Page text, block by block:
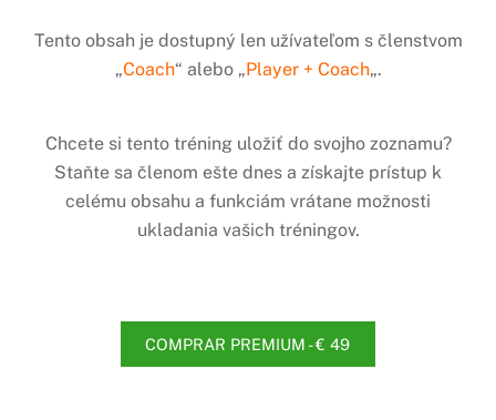
Tento obsah je dostupný len užívateľom s členstvom
„Coach“ alebo „Player + Coach„.
Chcete si tento tréning uložiť do svojho zoznamu?
Staňte sa členom ešte dnes a získajte prístup k
celému obsahu a funkciám vrátane možnosti
ukladania vašich tréningov.
COMPRAR PREMIUM - € 49